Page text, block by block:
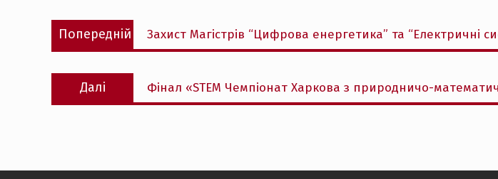
Навігація
записів
Попередній
Попередній
запис:
Захист Магістрів “Цифрова енергетика” та “Електричні
Далі
Наступний
запис:
Фінал «STEM Чемпіонат Харкова з природничо-